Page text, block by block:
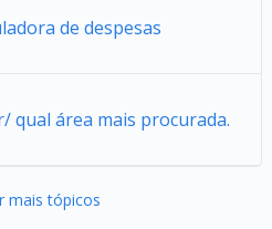
de despesas
qual área mais procurada.
mais tópicos